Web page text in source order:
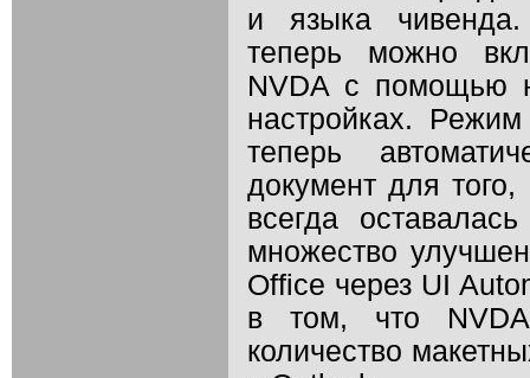
и языка
теперь можно
NVDA с помощью
настройках.
теперь
документ для
всегда
множество
Office через UI
в том, что NVDA
количество